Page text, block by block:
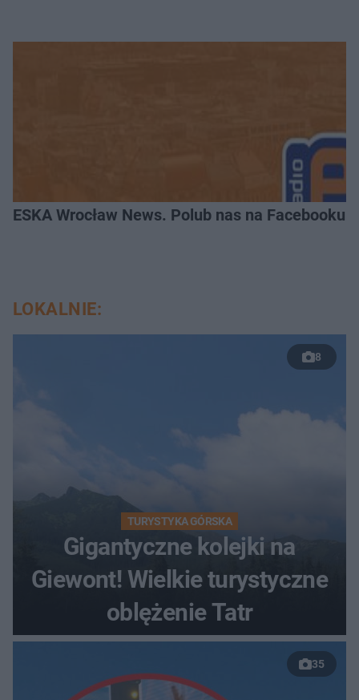
ESKA Wrocław News. Polub nas na Facebooku!
LOKALNIE:
8
TURYSTYKA GÓRSKA
Gigantyczne kolejki na
Giewont! Wielkie turystyczne
oblężenie Tatr
35